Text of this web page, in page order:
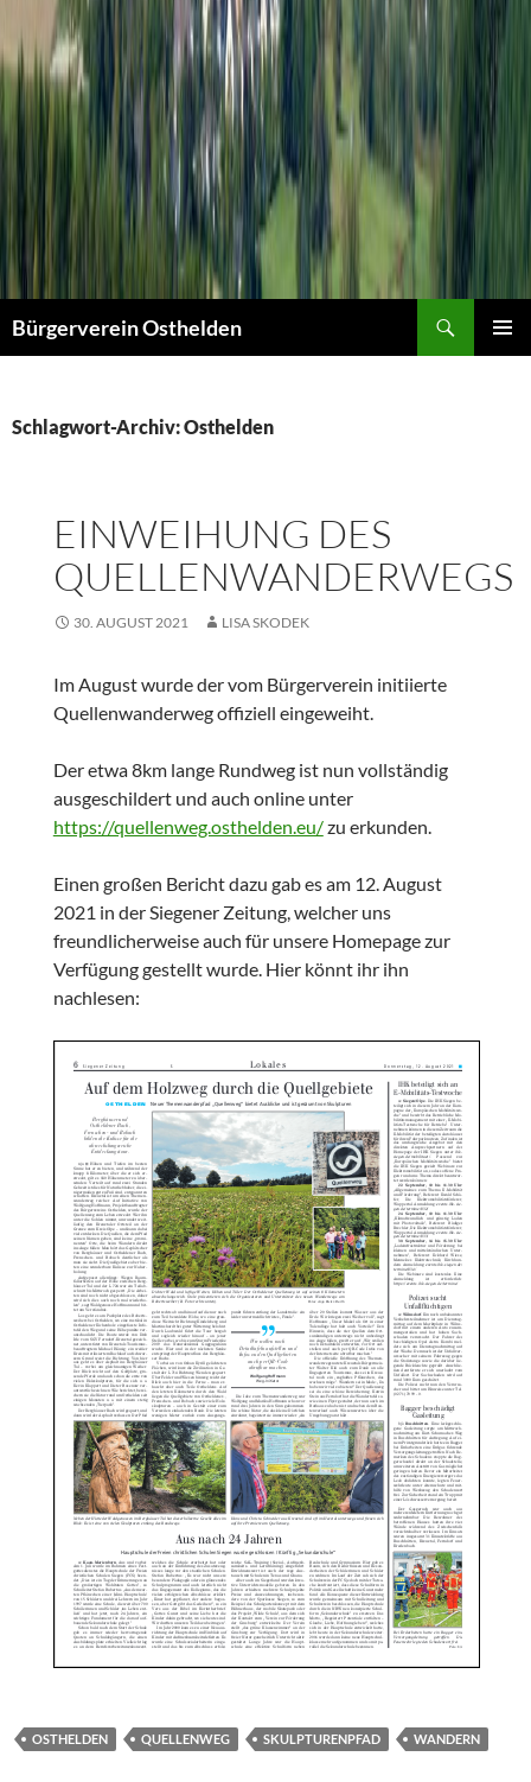
Bürgerverein Osthelden
Schlagwort-Archiv: Osthelden
EINWEIHUNG DES
QUELLENWANDERWEGS
30. AUGUST 2021 LISA SKODEK
Im August wurde der vom Bürgerverein initiierte
Quellenwanderweg offiziell eingeweiht.
Der etwa 8km lange Rundweg ist nun vollständig
ausgeschildert und auch online unter
https://quellenweg.osthelden.eu/zu erkunden.
Einen großen Bericht dazu gab es am 12. August
2021 in der Siegener Zeitung, welcher uns
freundlicherweise auch für unsere Homepage zur
Verfügung gestellt wurde. Hier könnt ihr ihn
nachlesen:
OSTHELDEN QUELLENWEG SKULPTURENPFAD WANDERN